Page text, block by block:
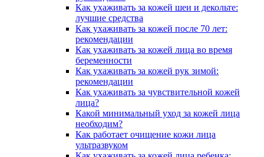
Как ухаживать за кожей шеи и декольте:
лучшие средства
Как ухаживать за кожей после 70 лет:
рекомендации
Как ухаживать за кожей лица во время
беременности
Как ухаживать за кожей рук зимой:
рекомендации
Как ухаживать за чувствительной кожей
лица?
Какой минимальный уход за кожей лица
необходим?
Как работает очищение кожи лица
ультразвуком